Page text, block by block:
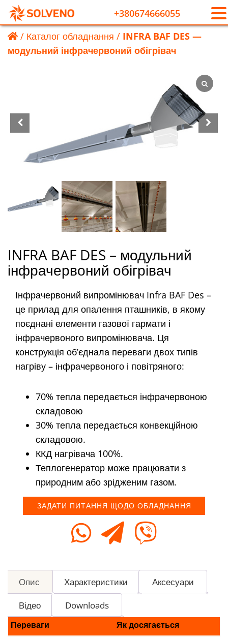
+380674666055
/ Каталог обладнання / INFRA BAF DES —
модульний інфрачервоний обігрівач
INFRA BAF DES – модульний
інфрачервоний обігрівач
Інфрачервоний випромінювач Infra BAF Des –
це прилад для опалення пташників, в якому
поєднані елементи газової гармати і
інфрачервоного випромінювача. Ця
конструкція об’єднала переваги двох типів
нагріву – інфрачервоного і повітряного:
70% тепла передається інфрачервоною
складовою
30% тепла передається конвекційною
складовою.
ККД нагрівача 100%.
Теплогенератор може працювати з
природним або зрідженим газом.
ЗАДАТИ ПИТАННЯ ЩОДО ОБЛАДНАННЯ
Опис Характеристики
Аксесуари
Відео
Downloads
Переваги
Як досягається